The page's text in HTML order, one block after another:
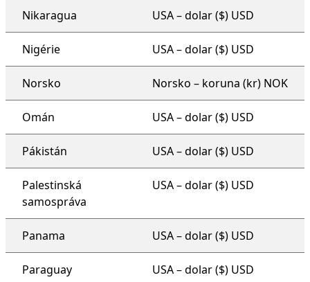
Nikaragua USA – dolar ($) USD
Nigérie USA – dolar ($) USD
Norsko Norsko – koruna (kr) NOK
Omán USA – dolar ($) USD
Pákistán USA – dolar ($) USD
Palestinská
samospráva
USA – dolar ($) USD
Panama USA – dolar ($) USD
Paraguay USA – dolar ($) USD